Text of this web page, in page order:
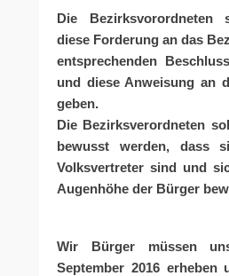
Die Bezirksvorordneten
diese Forderung an das
entsprechenden
und diese Anweisung an
geben.
Die Bezirksverordneten
bewusst werden, dass
Volksvertreter sind und
Augenhöhe der Bürger
Wir Bürger müssen
September 2016 erheben